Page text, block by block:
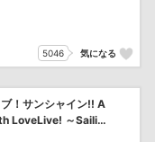
5046 気になる
！サンシャイン!! A
LoveLive! ～Sailin